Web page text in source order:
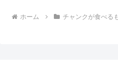
ホーム チャンクが食べる